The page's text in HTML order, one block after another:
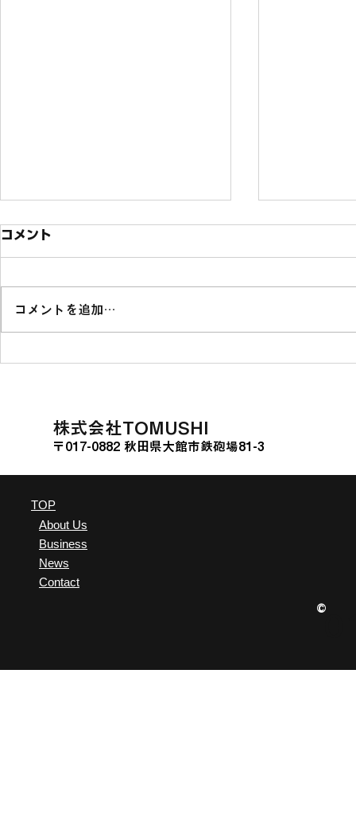
ソニー銀行の投資型クラウド
Bank GATE」に挑戦
熊本県山江
コメント
コメントを追加…
​株式会社TOMUSHI
〒017-0882 秋田県大館市鉄砲場81-3
TOP
About Us
Business
News
Contact
©